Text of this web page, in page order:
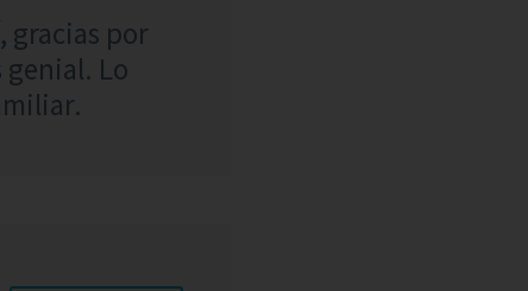
gracias por
Lo